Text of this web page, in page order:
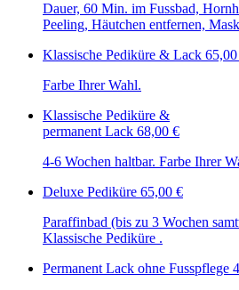
Dauer, 60 Min. im Fussbad,
Peeling, Häutchen entfernen,
Klassische Pediküre & Lack
Farbe Ihrer Wahl.
Klassische Pediküre &
permanent Lack 68,00 €
4-6 Wochen haltbar. Farbe Ihrer
Deluxe Pediküre 65,00 €
Paraffinbad (bis zu 3 Wochen
Klassische Pediküre .
Permanent Lack ohne Fusspflege